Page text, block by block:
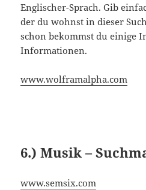
Englischer-Sprach. Gib
der du wohnst in dieser
schon bekommst du einige
Informationen.
www.wolframalpha.com
6.) Musik –
www.semsix.com